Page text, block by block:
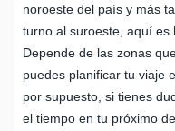
noroeste del país y más
turno al suroeste, aquí es
Depende de las zonas
puedes planificar tu viaje
por supuesto, si tienes
el tiempo en tu próximo